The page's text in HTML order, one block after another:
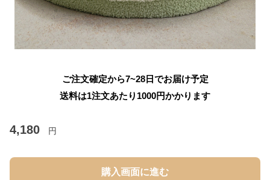
ご注文確定から7~28日でお届け予定
送料は1注文あたり 1000円かかります
4,180 円
購入画面に進む